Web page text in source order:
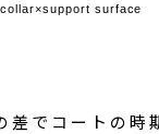
surface
差でコートの時